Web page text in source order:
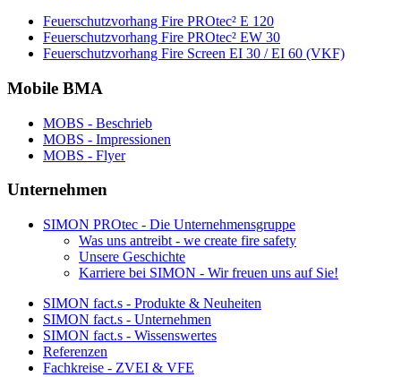
Feuerschutzvorhang Fire PROtec² E 120
Feuerschutzvorhang Fire PROtec² EW 30
Feuerschutzvorhang Fire Screen EI 30 / EI 60 (VKF)
Mobile BMA
MOBS - Beschrieb
MOBS - Impressionen
MOBS - Flyer
Unternehmen
SIMON PROtec - Die Unternehmensgruppe
Was uns antreibt - we create fire safety
Unsere Geschichte
Karriere bei SIMON - Wir freuen uns auf Sie!
SIMON fact.s - Produkte & Neuheiten
SIMON fact.s - Unternehmen
SIMON fact.s - Wissenswertes
Referenzen
Fachkreise - ZVEI & VFE